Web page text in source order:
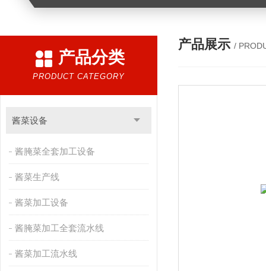
产品分类
PRODUCT CATEGORY
酱菜设备
酱腌菜全套加工设备
酱菜生产线
酱菜加工设备
酱腌菜加工全套流水线
酱菜加工流水线
产品展示 /